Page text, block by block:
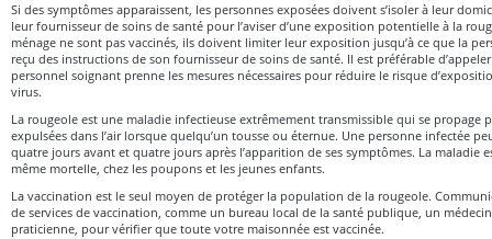
Si des symptômes apparaissent, les personnes exposées doivent s’isoler à leur
leur fournisseur de soins de santé pour l’aviser d’une exposition potentielle à la
ménage ne sont pas vaccinés, ils doivent limiter leur exposition jusqu’à ce que la
reçu des instructions de son fournisseur de soins de santé. Il est préférable
personnel soignant prenne les mesures nécessaires pour réduire le risque
virus.
La rougeole est une maladie infectieuse extrêmement transmissible qui se propage
expulsées dans l’air lorsque quelqu’un tousse ou éternue. Une personne infectée
quatre jours avant et quatre jours après l’apparition de ses symptômes. La maladie
même mortelle, chez les poupons et les jeunes enfants.
La vaccination est le seul moyen de protéger la population de la rougeole.
de services de vaccination, comme un bureau local de la santé publique, un
praticienne, pour vérifier que toute votre maisonnée est vaccinée.